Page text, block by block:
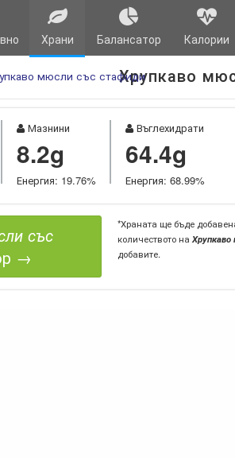
Храни Балансатор Калории
Хрупкаво
мюсли със стафиди
Мазнини
8.2g
Енергия: 19.76%
Въглехидрати
64.4g
Енергия: 68.99%
със
→
*Храната ще бъде
количеството на
добавите.